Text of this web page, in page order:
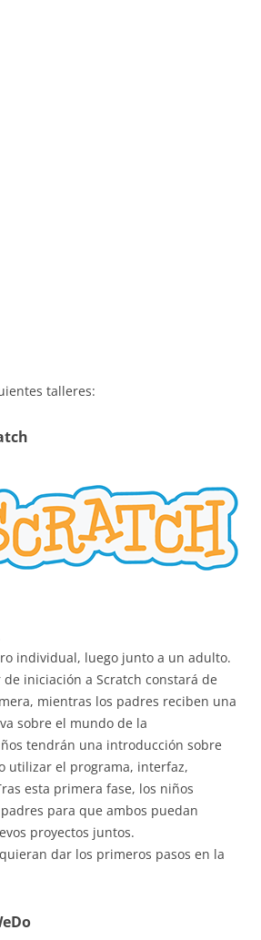
talleres:
individual, luego junto a un adulto.
iniciación a Scratch constará de
mientras los padres reciben una
sobre el mundo de la
tendrán una introducción sobre
utilizar el programa, interfaz,
esta primera fase, los niños
para que ambos puedan
proyectos juntos.
dar los primeros pasos en la